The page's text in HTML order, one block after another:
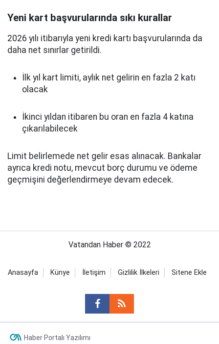
Yeni kart başvurularında sıkı kurallar
2026 yılı itibarıyla yeni kredi kartı başvurularında da
daha net sınırlar getirildi.
İlk yıl kart limiti, aylık net gelirin en fazla 2 katı
olacak
İkinci yıldan itibaren bu oran en fazla 4 katına
çıkarılabilecek
Limit belirlemede net gelir esas alınacak. Bankalar
ayrıca kredi notu, mevcut borç durumu ve ödeme
geçmişini değerlendirmeye devam edecek.
Vatandan Haber © 2022
Anasayfa Künye İletişim Gizlilik İlkeleri Sitene Ekle
Haber Portalı Yazılımı